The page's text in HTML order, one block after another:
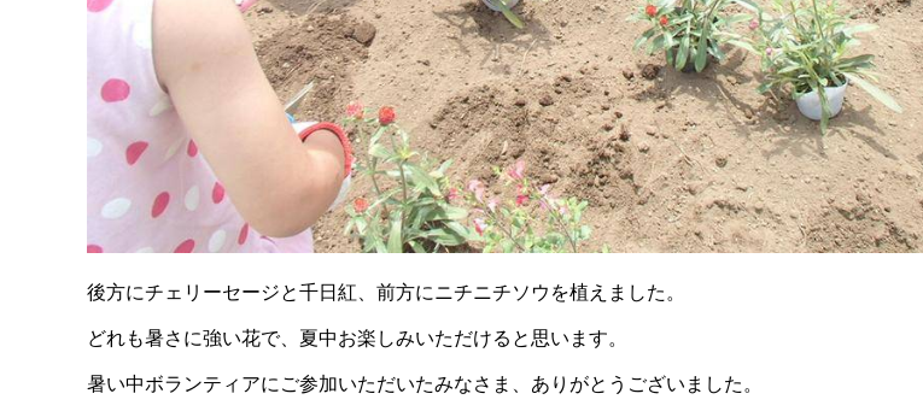
後方にチェリーセージと千日紅、前方にニチニチソウを植えました。
どれも暑さに強い花で、夏中お楽しみいただけると思います。
暑い中ボランティアにご参加いただいたみなさま、ありがとうございました。